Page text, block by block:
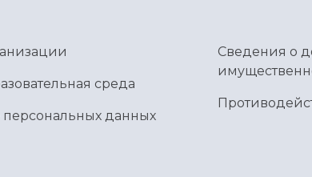
среда
данных
Сведения о